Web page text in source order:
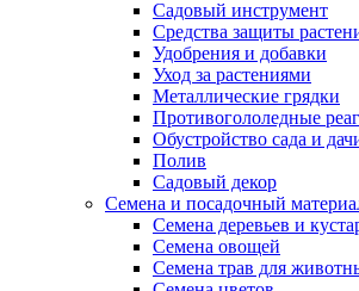
Садовый инструмент
Средства защиты
Удобрения и добавки
Уход за растениями
Металлические грядки
Противогололедные
Обустройство сада и
Полив
Садовый декор
Семена и посадочный
Семена деревьев и
Семена овощей
Семена трав для